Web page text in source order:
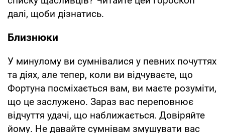
далі, щоби дізнатись.
Близнюки
У минулому ви сумнівалися у певних почуттях
та діях, але тепер, коли ви відчуваєте, що
Фортуна посміхається вам, ви маєте розуміти,
що це заслужено. Зараз вас переповнює
відчуття удачі, що наближається. Довіряйте
йому. Не давайте сумнівам змушувати вас